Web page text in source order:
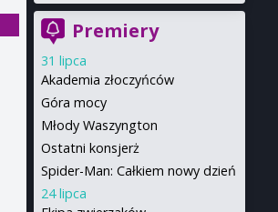
Premiery
31 lipca
Akademia złoczyńców
Góra mocy
Młody Waszyngton
Ostatni konsjerż
Spider-Man: Całkiem nowy dzień
24 lipca